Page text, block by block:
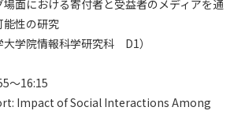
面における寄付者と受益者のメディアを通
能性の研究
学院情報科学研究科 D1）
～16:15
Impact of Social Interactions Among